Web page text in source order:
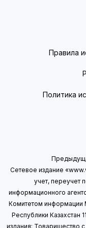
Правила
Политика
Сетевое издание
учет, переучет
информационного
Комитетом информации
Республики Казахстан
издания: Товарищество